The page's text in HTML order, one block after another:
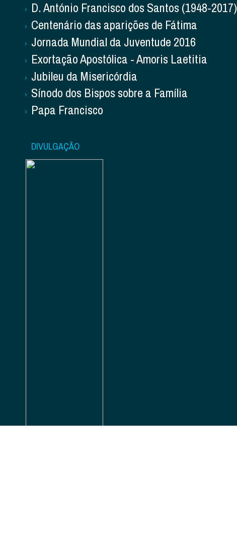
D. António Francisco dos Santos (1948-2017)
Centenário das aparições de Fátima
Jornada Mundial da Juventude 2016
Exortação Apostólica - Amoris Laetitia
Jubileu da Misericórdia
Sínodo dos Bispos sobre a Família
Papa Francisco
DIVULGAÇÃO